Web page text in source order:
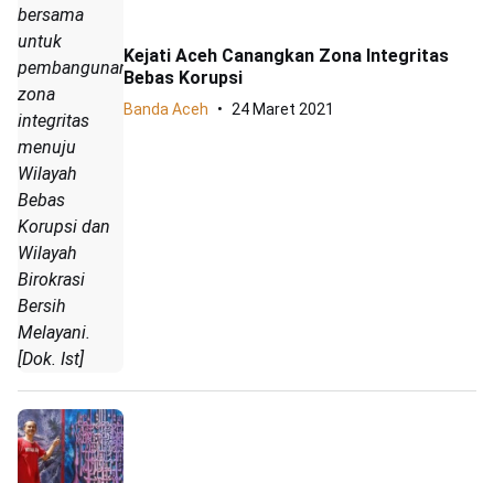
bersama
untuk
pembangunan
zona
integritas
menuju
Wilayah
Bebas
Korupsi dan
Wilayah
Birokrasi
Bersih
Melayani.
[Dok. Ist]
Kejati Aceh Canangkan Zona Integritas
Bebas Korupsi
Banda Aceh 24 Maret 2021